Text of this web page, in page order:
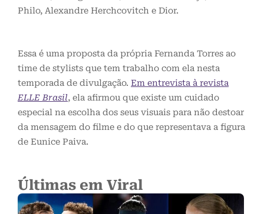
Philo, Alexandre Herchcovitch e Dior.
Essa é uma proposta da própria Fernanda Torres ao
time de stylists que tem trabalho com ela nesta
temporada de divulgação. Em entrevista à revista
ELLE Brasil, ela afirmou que existe um cuidado
especial na escolha dos seus visuais para não destoar
da mensagem do filme e do que representava a figura
de Eunice Paiva.
Últimas em Viral